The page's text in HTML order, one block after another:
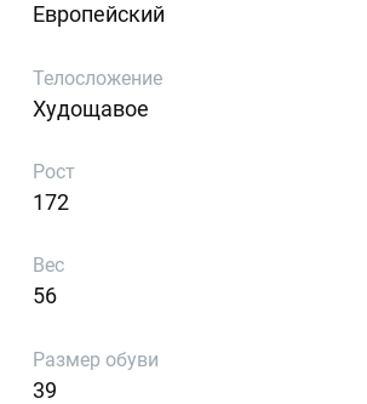
Европейский
Телосложение
Худощавое
Рост
172
Вес
56
Размер обуви
39